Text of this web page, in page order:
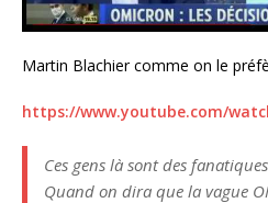
Martin Blachier comme on le
https://www.youtube.com/
Ces gens là sont des
Quand on dira que la vague